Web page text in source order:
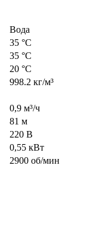
Вода
35 °C
35 °C
20 °C
998.2 кг/м³
0,9 м³/ч
81 м
220 В
0,55 кВт
2900 об/мин